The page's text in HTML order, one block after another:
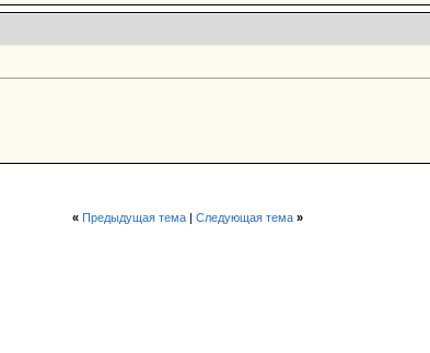
« Предыдущая тема| Следующая тема »